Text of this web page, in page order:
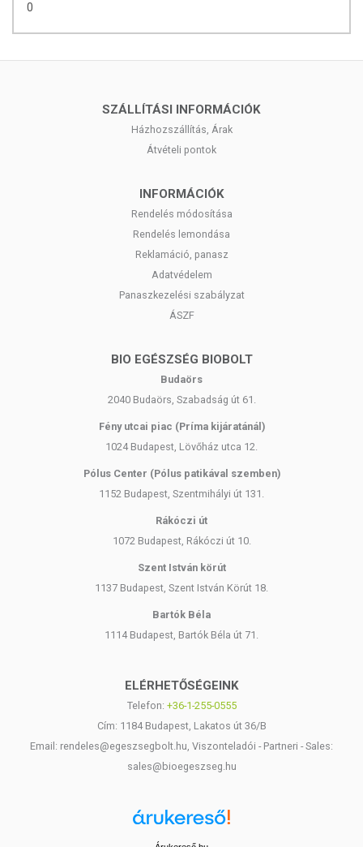
Magyarországon fejlesztett és gyártott, természetes összetevőket
tartalmazó hajápoló kozmetikum. Nem tartalmaz parabéneket,
betegségeket. A termék nem az orvosi kezelés helyettesítésére
alkalmas. Betegség esetén használatát beszélje meg
kezelőorvosával! Kerülni kell a szembejutást. Az ajánlott napi
bármelyikére érzékeny vagy allergiás! Ha kiütés jelentkezik,
függessze fel a használatát! Gyermekektől elzárva tartandó.
0
SZÁLLÍTÁSI INFORMÁCIÓK
Házhozszállítás, Árak
Átvételi pontok
INFORMÁCIÓK
Rendelés módosítása
Rendelés lemondása
Reklamáció, panasz
Adatvédelem
Panaszkezelési szabályzat
ÁSZF
BIO EGÉSZSÉG BIOBOLT
Budaörs
2040 Budaörs, Szabadság út 61.
Fény utcai piac (Príma kijáratánál)
1024 Budapest, Lövőház utca 12.
Pólus Center (Pólus patikával szemben)
1152 Budapest, Szentmihályi út 131.
Rákóczi út
1072 Budapest, Rákóczi út 10.
Szent István körút
1137 Budapest, Szent István Körút 18.
Bartók Béla
1114 Budapest, Bartók Béla út 71.
ELÉRHETŐSÉGEINK
Telefon: +36-1-255-0555
Cím: 1184 Budapest, Lakatos út 36/B
Email: rendeles@egeszsegbolt.hu, Viszonteladói - Partneri - Sales:
sales@bioegeszseg.hu